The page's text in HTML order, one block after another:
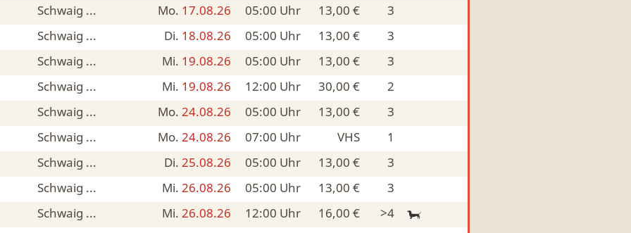
Schwaig ... Mo. 17.08.26 05:00 Uhr 13,00 € 3
Schwaig ... Di. 18.08.26 05:00 Uhr 13,00 € 3
Schwaig ... Mi. 19.08.26 05:00 Uhr 13,00 € 3
Schwaig ... Mi. 19.08.26 12:00 Uhr 30,00 € 2
Schwaig ... Mo. 24.08.26 05:00 Uhr 13,00 € 3
Schwaig ... Mo. 24.08.26 07:00 Uhr VHS 1
Schwaig ... Di. 25.08.26 05:00 Uhr 13,00 € 3
Schwaig ... Mi. 26.08.26 05:00 Uhr 13,00 € 3
Schwaig ... Mi. 26.08.26 12:00 Uhr 16,00 € >4